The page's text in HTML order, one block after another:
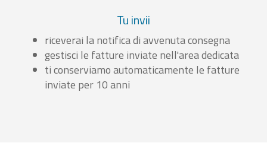
Tu invii
riceverai la notifica di avvenuta consegna
gestisci le fatture inviate nell'area dedicata
ti conserviamo automaticamente le fatture
inviate per 10 anni